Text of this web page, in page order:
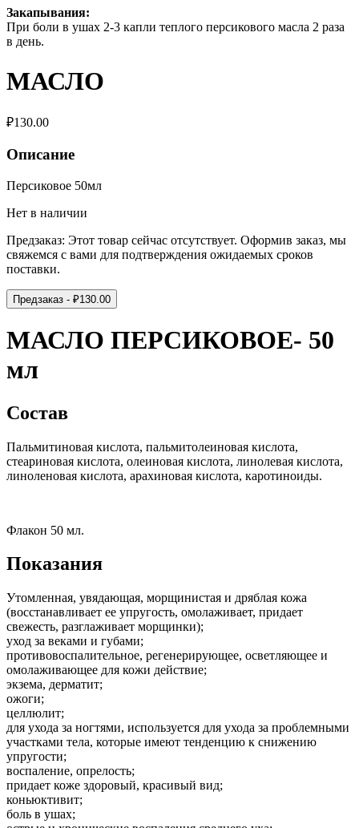
Закапывания:
При боли в ушах 2-3 капли теплого персикового масла 2 раза
в день.
МАСЛО
₽130.00
Описание
Персиковое 50мл
Нет в наличии
Предзаказ: Этот товар сейчас отсутствует. Оформив заказ, мы
свяжемся с вами для подтверждения ожидаемых сроков
поставки.
Предзаказ - ₽130.00
МАСЛО ПЕРСИКОВОЕ- 50
мл
Состав
Пальмитиновая кислота, пальмитолеиновая кислота,
стеариновая кислота, олеиновая кислота, линолевая кислота,
линоленовая кислота, арахиновая кислота, каротиноиды.
Флакон 50 мл.
Показания
Утомленная, увядающая, морщинистая и дряблая кожа
(восстанавливает ее упругость, омолаживает, придает
свежесть, разглаживает морщинки);
уход за веками и губами;
противовоспалительное, регенерирующее, осветляющее и
омолаживающее для кожи действие;
экзема, дерматит;
ожоги;
целлюлит;
для ухода за ногтями, используется для ухода за проблемными
участками тела, которые имеют тенденцию к снижению
упругости;
воспаление, опрелость;
придает коже здоровый, красивый вид;
коньюктивит;
боль в ушах;